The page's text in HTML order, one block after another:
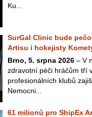
Ku...
SurGal Clinic bude
Artisu i hokejisty
Brno, 5. srpna 2026 – V
zdravotní péči hráčům tří
profesionálních klubů
Nemocni...
61 milionů pro ShipEx